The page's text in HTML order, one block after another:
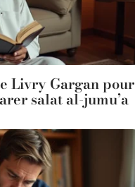
Livry Gargan pour
salat al-jumu’a